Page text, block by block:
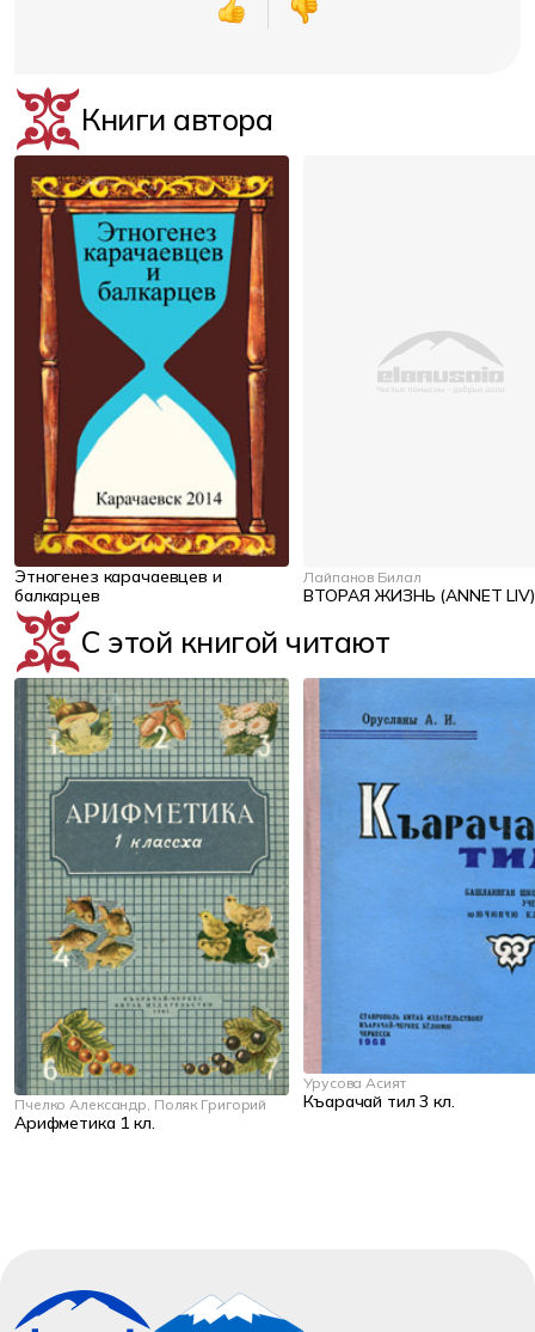
Книги автора
Этногенез карачаевцев и
балкарцев
Лайпанов Билал
ВТОРАЯ ЖИЗНЬ (ANNET LIV)
С этой книгой читают
Пчелко Александр, Поляк Григорий
Арифметика 1 кл.
Урусова Асият
Къарачай тил 3 кл.